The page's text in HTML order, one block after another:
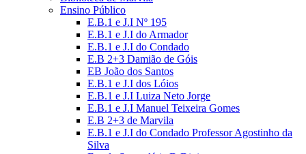
Ensino Público
E.B.1 e J.I Nº 195
E.B.1 e J.I do Armador
E.B.1 e J.I do Condado
E.B 2+3 Damião de Góis
EB João dos Santos
E.B.1 e J.I dos Lóios
E.B.1 e J.I Luiza Neto Jorge
E.B.1 e J.I Manuel Teixeira Gomes
E.B 2+3 de Marvila
E.B.1 e J.I do Condado Professor Agostinho da
Silva